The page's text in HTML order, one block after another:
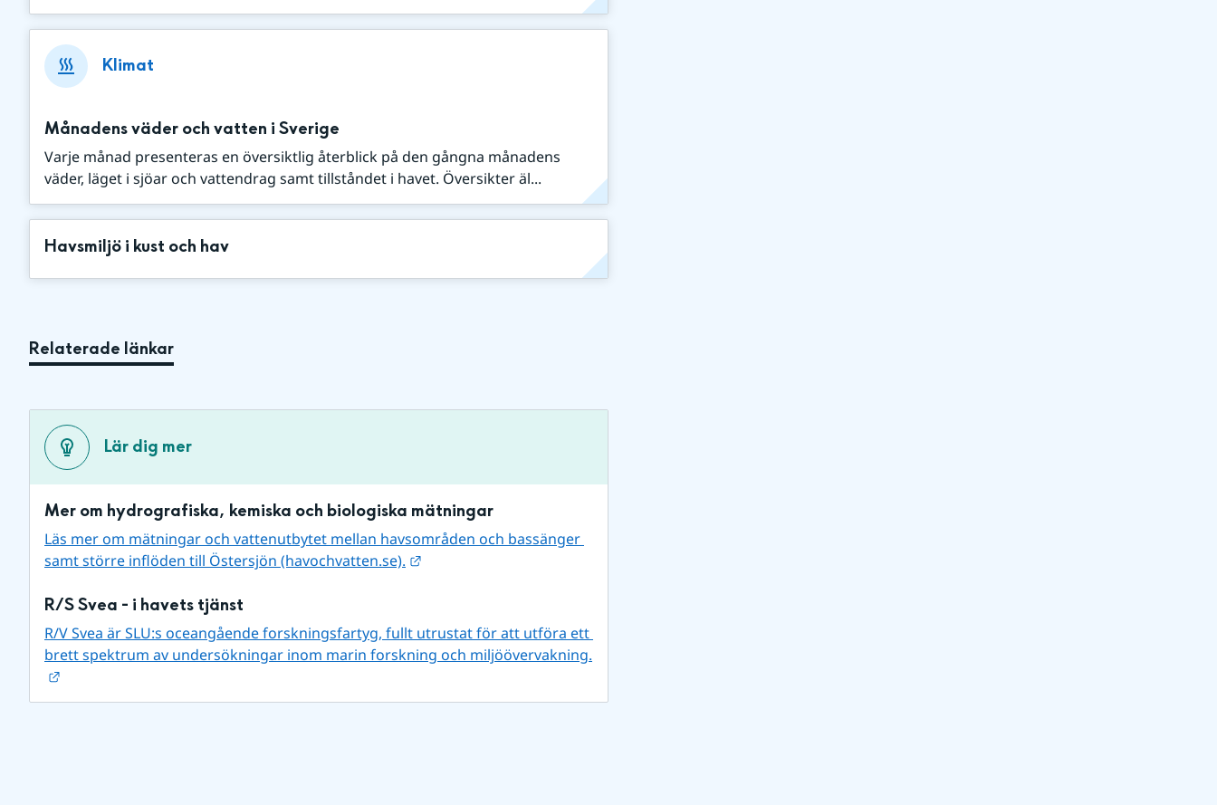
Klimat
Månadens väder och vatten i Sverige
Varje månad presenteras en översiktlig återblick på den gångna månadens
väder, läget i sjöar och vattendrag samt tillståndet i havet. Översikter äl...
Havsmiljö i kust och hav
Relaterade länkar
Lär dig mer
Mer om hydrografiska, kemiska och biologiska mätningar
Läs mer om mätningar och vattenutbytet mellan havsområden och bassänger
samt större inflöden till Östersjön (havochvatten.se).
R/S Svea - i havets tjänst
R/V Svea är SLU:s oceangående forskningsfartyg, fullt utrustat för att utföra ett
brett spektrum av undersökningar inom marin forskning och miljöövervakning.